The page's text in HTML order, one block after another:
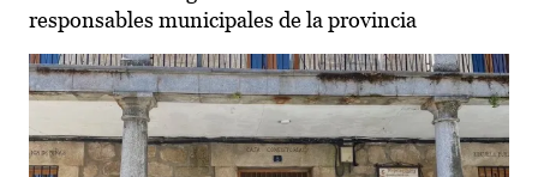
responsables municipales de la provincia